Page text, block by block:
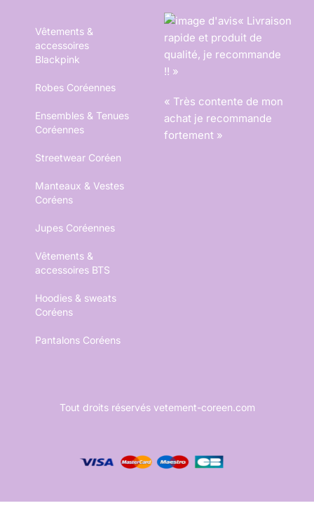
Vêtements &
accessoires
Blackpink
Robes Coréennes
Ensembles & Tenues
Coréennes
Streetwear Coréen
Manteaux & Vestes
Coréens
Jupes Coréennes
Vêtements &
accessoires BTS
Hoodies & sweats
Coréens
Pantalons Coréens
« Livraison
rapide et produit de
qualité, je recommande
!! »
« Très contente de mon
achat je recommande
fortement »
Tout droits réservés vetement-coreen.com